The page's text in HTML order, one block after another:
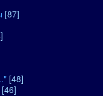
[87]
[48]
[46]